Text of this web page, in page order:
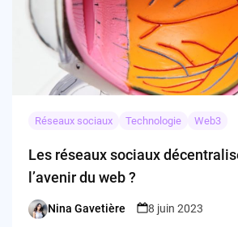
Réseaux sociaux Technologie Web3
Les réseaux sociaux
l’avenir du web ?
Posted
Nina Gavetière 8 juin 2023